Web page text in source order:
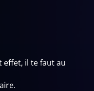
il te faut au